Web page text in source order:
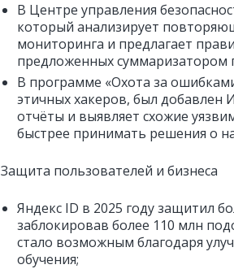
В Центре управления
который анализирует
мониторинга и предлагает
предложенных суммаризатором
В программе «Охота за
этичных хакеров, был
отчёты и выявляет схожие
быстрее принимать решения о
Защита пользователей и бизнеса
Яндекс ID в 2025 году защитил
заблокировав более 110 млн
стало возможным благодаря
обучения;